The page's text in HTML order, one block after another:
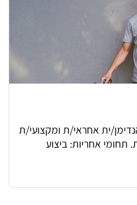
ית אחראי/ת ומקצועי/ת
תחומי אחריות: ביצוע
המסחרי. טיפול בתקלות
עבודות צבע, גבס,
גופי תאורה וטיפול